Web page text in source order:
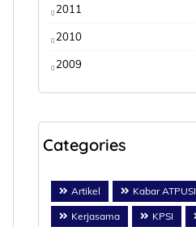
2011
2010
2009
Categories
Artikel Kabar ATPUSI
Kerjasama KPSI